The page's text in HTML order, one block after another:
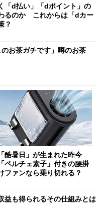
「d払い」「dポイント」の
るのか これからは「dカー
？
お茶ガチです」噂のお茶
「酷暑日」が生まれた昨今
「ペルチェ素子」付きの腰掛
ファンなら乗り切れる？
益も得られるその仕組みとは